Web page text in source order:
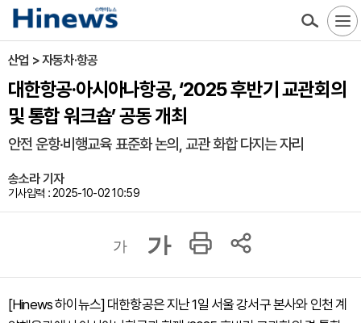
산업 > 자동차·항공
대한항공·아시아나항공, ‘2025 후반기 교관회의
및 통합 워크숍’ 공동 개최
안전 운항·비행교육 표준화 논의, 교관 화합 다지는 자리
송소라 기자
기사입력 : 2025-10-02 10:59
가 가
[Hinews 하이뉴스] 대한항공은 지난 1일 서울 강서구 본사와 인천 계